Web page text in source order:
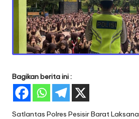
Bagikan berita ini :
Satlantas Polres Pesisir Barat